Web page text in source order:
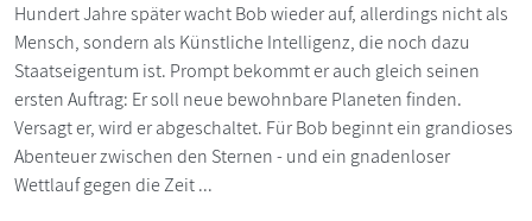
Hundert Jahre später wacht Bob wieder auf, allerdings nicht als
Mensch, sondern als Künstliche Intelligenz, die noch dazu
Staatseigentum ist. Prompt bekommt er auch gleich seinen
ersten Auftrag: Er soll neue bewohnbare Planeten finden.
Versagt er, wird er abgeschaltet. Für Bob beginnt ein grandioses
Abenteuer zwischen den Sternen - und ein gnadenloser
Wettlauf gegen die Zeit ...